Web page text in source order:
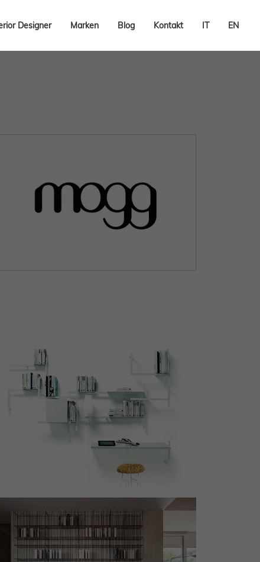
Designer Marken Blog Kontakt IT EN